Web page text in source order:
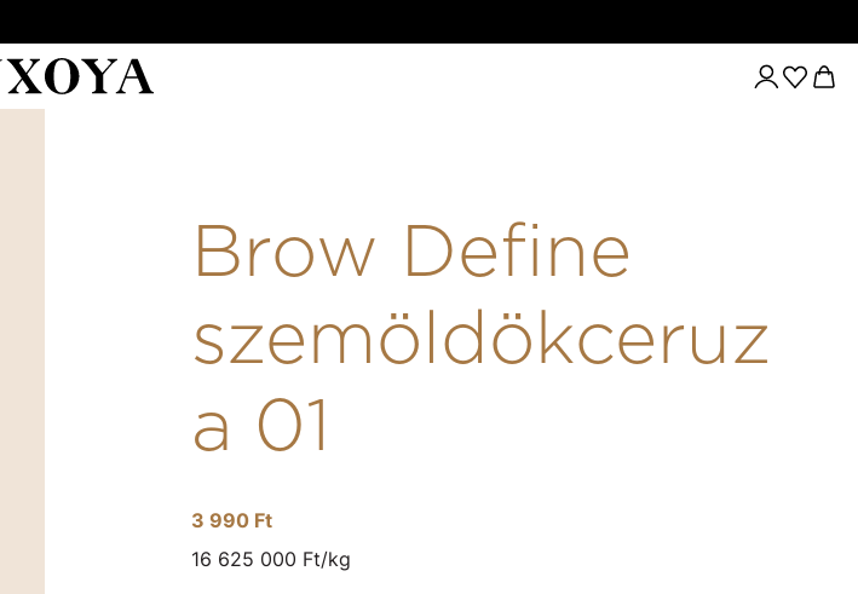
Brow Define
szemöldökceruz
a 01
3 990 Ft
16 625 000 Ft/kg